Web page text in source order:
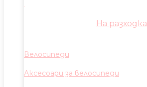
На разходка
Велосипеди
Аксесоари за велосипеди